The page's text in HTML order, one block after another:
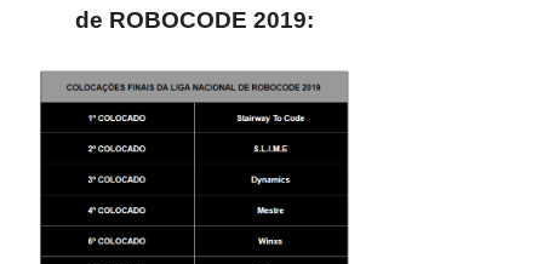
de ROBOCODE 2019: